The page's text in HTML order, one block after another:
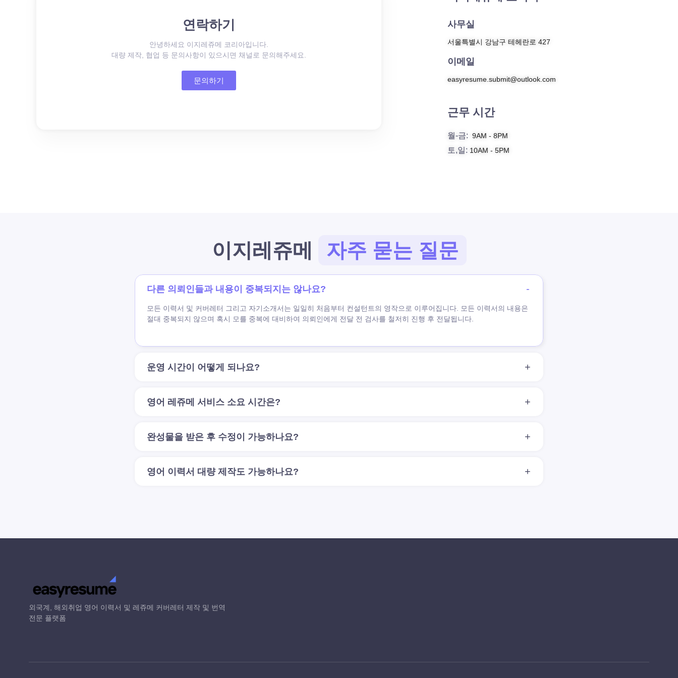
연락하기
안녕하세요 이지레쥬메 코리아입니다.
대량 제작, 협업 등 문의사항이 있으시면 채널로 문의해주세요.
문의하기
사무실
서울특별시 강남구 테헤란로 427
이메일
easyresume.submit@outlook.com
근무 시간
월-금: 9AM - 8PM
토,일: 10AM - 5PM
이지레쥬메 자주 묻는 질문
다른 의뢰인들과 내용이 중복되지는 않나요?
모든 이력서 및 커버레터 그리고 자기소개서는 일일히 처음부터 컨설턴트의 영작으로 이루어집니다. 모든 이력서의 내용은
절대 중복되지 않으며 혹시 모를 중복에 대비하여 의뢰인에게 전달 전 검사를 철저히 진행 후 전달됩니다.
운영 시간이 어떻게 되나요?
영어 레쥬메 서비스 소요 시간은?
완성물을 받은 후 수정이 가능하나요?
영어 이력서 대량 제작도 가능하나요?
외국계, 해외취업 영어 이력서 및 레쥬메 커버레터 제작 및 번역
전문 플랫폼